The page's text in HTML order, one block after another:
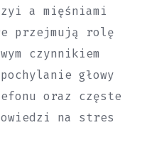
a mięśniami
przejmują rolę
czynnikiem
głowy
oraz częste
na stres